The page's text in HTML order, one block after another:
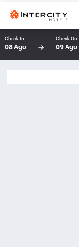
Check-In
08 Ago
Check-Out
09 Ago